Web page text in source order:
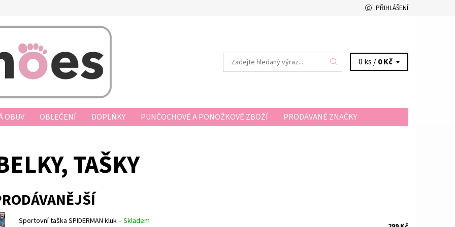
PŘIHLÁŠENÍ
0 ks /0 Kč
OBUV OBLEČENÍ DOPLŇKY PUNČOCHOVÉ A PONOŽKOVÉ ZBOŽÍ
PRODÁVANÉ ZNAČKY
PODMÍNKY OCHRANY OSOBNÍCH ÚDAJŮ
TAŠKY
Sportovní taška SPIDERMAN kluk–Skladem